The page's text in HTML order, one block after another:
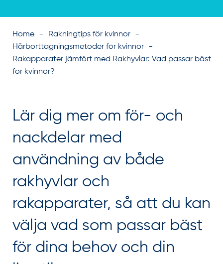
Home
Rakningtips för kvinnor
Hårborttagningsmetoder för kvinnor
Rakapparater jämfört med Rakhyvlar: Vad passar bäst
för kvinnor?
Lär dig mer om för- och
nackdelar med
användning av både
rakhyvlar och
rakapparater, så att du kan
välja vad som passar bäst
för dina behov och din